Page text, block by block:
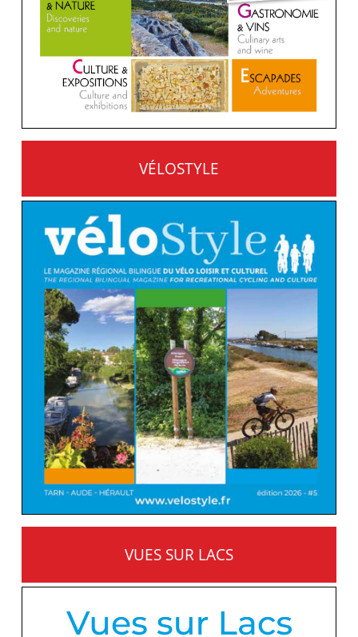
VÉLOSTYLE
VUES SUR LACS
MONTS ET TERROIRS